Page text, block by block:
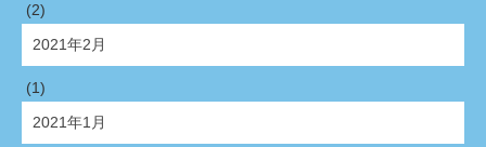
(2)
2021年2月
(1)
2021年1月